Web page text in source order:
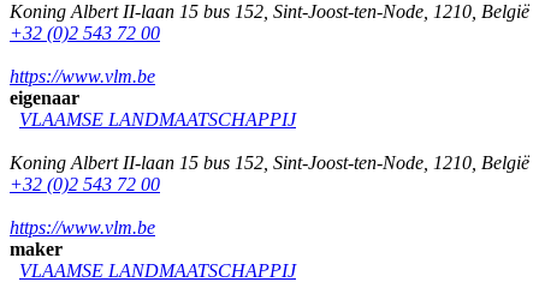
Koning Albert II-laan 15 bus 152 Sint-Joost-ten-Node 1210 België
+32 (0)2 543 72 00
https://www.vlm.be
eigenaar
VLAAMSE LANDMAATSCHAPPIJ
Koning Albert II-laan 15 bus 152 Sint-Joost-ten-Node 1210 België
+32 (0)2 543 72 00
https://www.vlm.be
maker
VLAAMSE LANDMAATSCHAPPIJ